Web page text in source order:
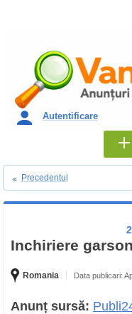
Autentificare
Precedentul
Inchiriere
Romania Data publicari:
Anunț sursă: